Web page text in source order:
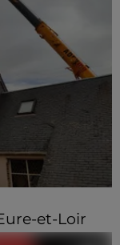
et-Loir